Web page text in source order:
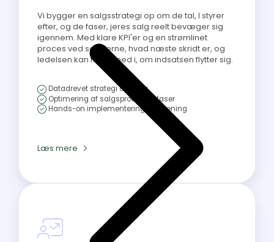
Vi bygger en salgsstrategi op om de tal, I styrer
efter, og de faser, jeres salg reelt bevæger sig
igennem. Med klare KPI'er og en strømlinet
proces ved sælgerne, hvad næste skridt er, og
ledelsen kan følge med i, om indsatsen flytter sig.
Datadrevet strategi og KPI'er
Optimering af salgsproces og faser
Hands-on implementering og træning
Læs mere